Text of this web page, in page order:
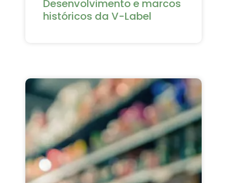
Desenvolvimento e marcos
históricos da V-Label